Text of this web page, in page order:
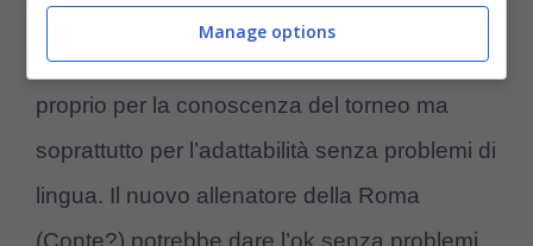
fatto dalla Lazio, un numero uno dal
campionato di Serie A sarebbe importante
proprio per la conoscenza del torneo ma
soprattutto per l’adattabilità senza problemi di
lingua. Il nuovo allenatore della Roma
(Conte?) potrebbe dare l’ok senza problemi,
Manage options